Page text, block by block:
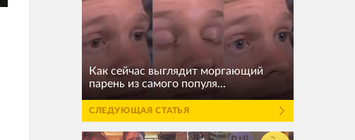
Как сейчас выглядит моргающий
парень из самого популя...
СЛЕДУЮЩАЯ СТАТЬЯ